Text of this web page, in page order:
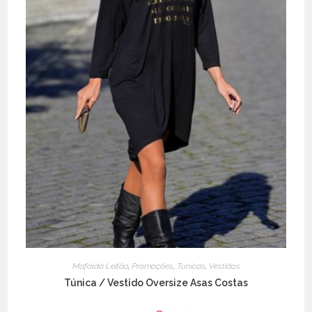
Mafalda Leitão, Promoções, Túnicas, Vestidos
Túnica / Vestido Oversize Asas Costas